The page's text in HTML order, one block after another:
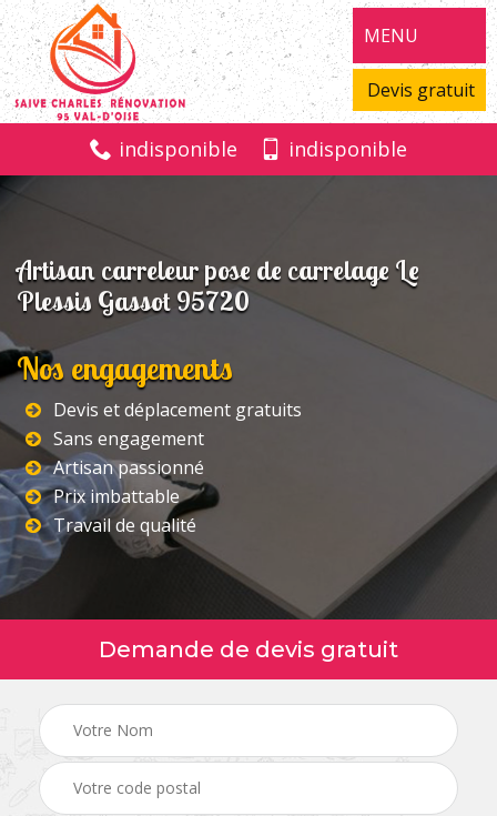
MENU
Devis gratuit
indisponible indisponible
Artisan carreleur pose de carrelage Le
Plessis Gassot 95720
Nos engagements
Devis et déplacement gratuits
Sans engagement
Artisan passionné
Prix imbattable
Travail de qualité
Demande de devis gratuit